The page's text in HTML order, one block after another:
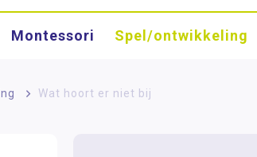
Montessori Spel/ontwikkeling
> Wat hoort er niet bij